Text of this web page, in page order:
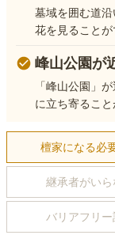
墓域を囲む道
花を見ることが
峰山公園が
「峰山公園」
に立ち寄ること
檀家になる必
継承者がいら
バリアフリー